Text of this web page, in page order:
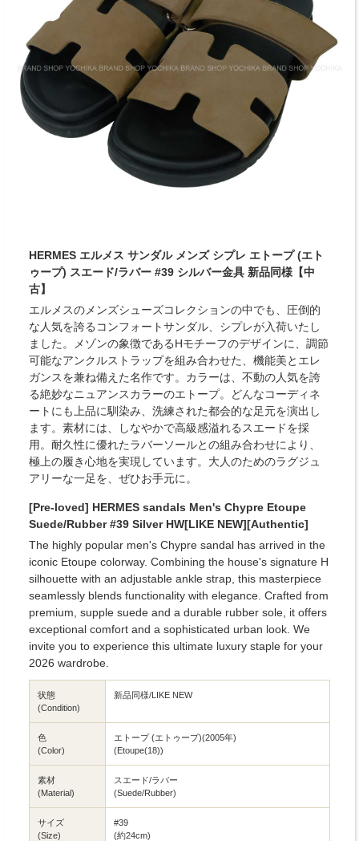
HERMES エルメス サンダル メンズ シプレ エトープ (エト
ゥープ) スエード/ラバー #39 シルバー金具 新品同様【中
古】
エルメスのメンズシューズコレクションの中でも、圧倒的
な人気を誇るコンフォートサンダル、シプレが入荷いたし
ました。メゾンの象徴であるHモチーフのデザインに、調節
可能なアンクルストラップを組み合わせた、機能美とエレ
ガンスを兼ね備えた名作です。カラーは、不動の人気を誇
る絶妙なニュアンスカラーのエトープ。どんなコーディネ
ートにも上品に馴染み、洗練された都会的な足元を演出し
ます。素材には、しなやかで高級感溢れるスエードを採
用。耐久性に優れたラバーソールとの組み合わせにより、
極上の履き心地を実現しています。大人のためのラグジュ
アリーな一足を、ぜひお手元に。
[Pre-loved] HERMES sandals Men's Chypre Etoupe
Suede/Rubber #39 Silver HW[LIKE NEW][Authentic]
The highly popular men's Chypre sandal has arrived in the
iconic Etoupe colorway. Combining the house's signature H
silhouette with an adjustable ankle strap, this masterpiece
seamlessly blends functionality with elegance. Crafted from
premium, supple suede and a durable rubber sole, it offers
exceptional comfort and a sophisticated urban look. We
invite you to experience this ultimate luxury staple for your
2026 wardrobe.
状態
(Condition)
新品同様/LIKE NEW
色
(Color)
エトープ (エトゥープ)(2005年)
(Etoupe(18))
素材
(Material)
スエード/ラバー
(Suede/Rubber)
サイズ
(Size)
#39
(約24cm)